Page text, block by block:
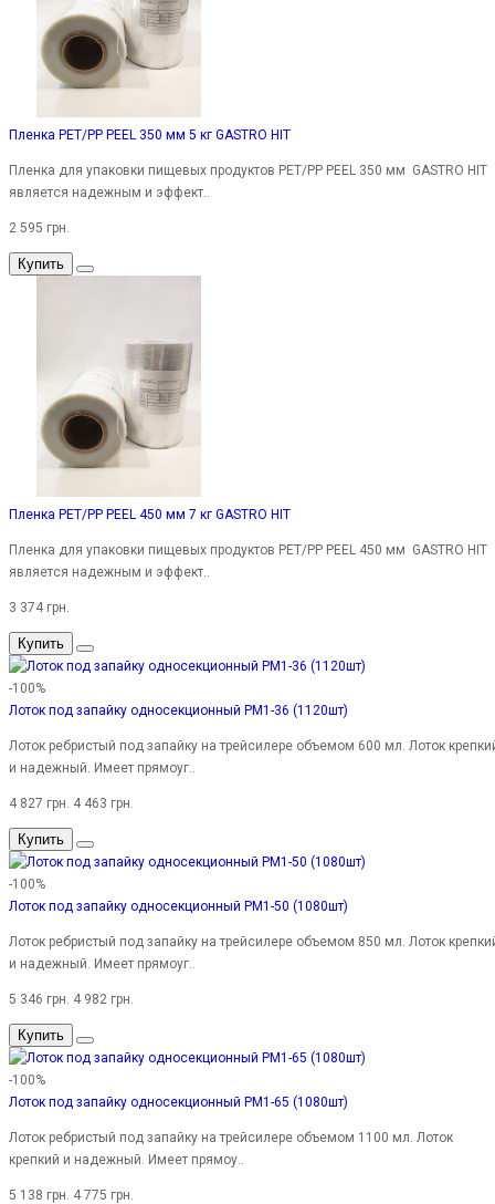
Пленка PET/PP PEEL 350 мм 5 кг GASTRO HIT
Пленка для упаковки пищевых продуктов PET/PP PEEL 350 мм GASTRO HIT
является надежным и эффект..
2 595 грн.
Купить
Пленка PET/PP PEEL 450 мм 7 кг GASTRO HIT
Пленка для упаковки пищевых продуктов PET/PP PEEL 450 мм GASTRO HIT
является надежным и эффект..
3 374 грн.
Купить
-100%
Лоток под запайку односекционный PM1-36 (1120шт)
Лоток ребристый под запайку на трейсилере объемом 600 мл. Лоток
и надежный. Имеет прямоуг..
4 827 грн. 4 463 грн.
Купить
-100%
Лоток под запайку односекционный PM1-50 (1080шт)
Лоток ребристый под запайку на трейсилере объемом 850 мл. Лоток
и надежный. Имеет прямоуг..
5 346 грн. 4 982 грн.
Купить
-100%
Лоток под запайку односекционный PM1-65 (1080шт)
Лоток ребристый под запайку на трейсилере объемом 1100 мл. Лоток
крепкий и надежный. Имеет прямоу..
5 138 грн. 4 775 грн.